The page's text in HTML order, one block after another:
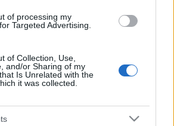
of processing my
Targeted Advertising.
of Collection, Use,
and/or Sharing of my
Is Unrelated with the
it was collected.
előrukkolt miden idők
defense játékával, ami egycsapásra
még a későbbi megjelenés
is. Egyszerűség, szép látvány, és
a játékosokat. A siker után…..